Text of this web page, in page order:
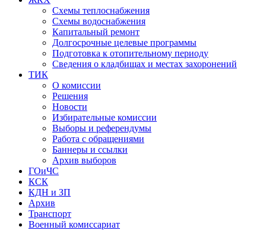
Схемы теплоснабжения
Схемы водоснабжения
Капитальный ремонт
Долгосрочные целевые программы
Подготовка к отопительному периоду
Сведения о кладбищах и местах захоронений
ТИК
О комиссии
Решения
Новости
Избирательные комиссии
Выборы и референдумы
Работа с обращениями
Баннеры и ссылки
Архив выборов
ГОиЧС
КСК
КДН и ЗП
Архив
Транспорт
Военный комиссариат